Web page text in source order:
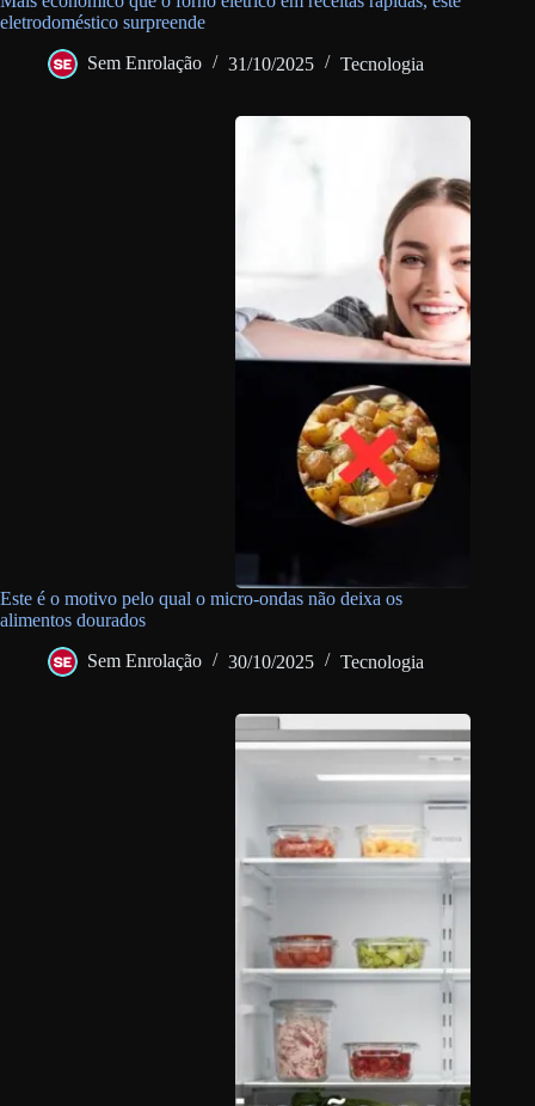
eletrodoméstico surpreende
Sem Enrolação 31/10/2025 Tecnologia
Este é o motivo pelo qual o micro-ondas não deixa os
alimentos dourados
Sem Enrolação 30/10/2025 Tecnologia